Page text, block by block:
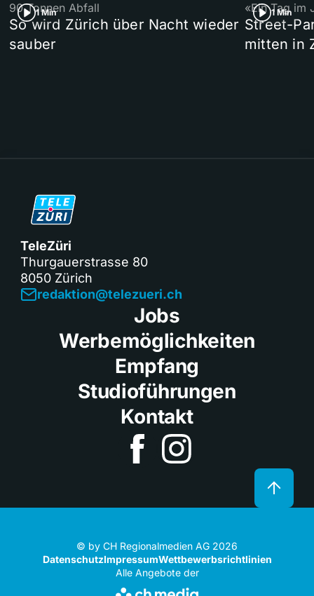
1 Min
90 Tonnen Abfall
So wird Zürich über Nacht wieder
sauber
1 Min
«Ein Tag im
Street-
mitten in
TeleZüri
Thurgauerstrasse 80
8050 Zürich
redaktion@telezueri.ch
Jobs
Werbemöglichkeiten
Empfang
Studioführungen
Kontakt
© by CH Regionalmedien AG 2026
DatenschutzImpressumWettbewerbsrichtlinien
Alle Angebote der